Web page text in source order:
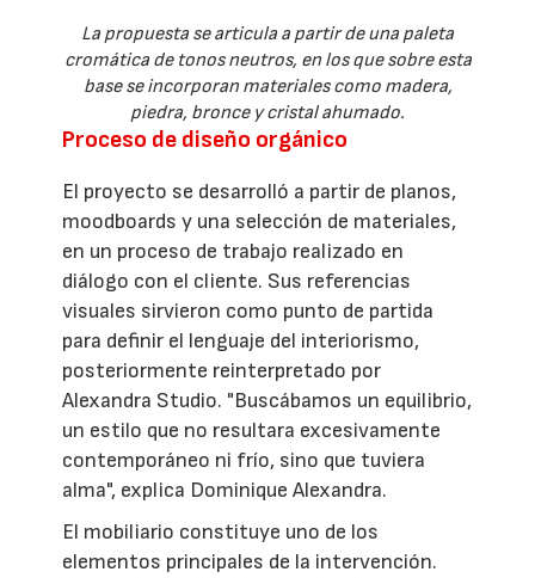
La propuesta se articula a partir de una paleta
cromática de tonos neutros, en los que sobre esta
base se incorporan materiales como madera,
piedra, bronce y cristal ahumado.
Proceso de diseño orgánico
El proyecto se desarrolló a partir de planos,
moodboards y una selección de materiales,
en un proceso de trabajo realizado en
diálogo con el cliente. Sus referencias
visuales sirvieron como punto de partida
para definir el lenguaje del interiorismo,
posteriormente reinterpretado por
Alexandra Studio. "Buscábamos un equilibrio,
un estilo que no resultara excesivamente
contemporáneo ni frío, sino que tuviera
alma", explica Dominique Alexandra.
El mobiliario constituye uno de los
elementos principales de la intervención.